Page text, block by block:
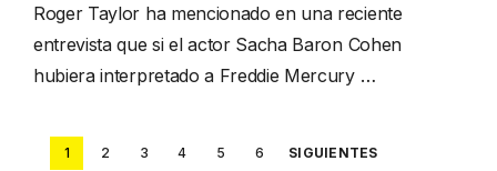
Roger Taylor ha mencionado en una reciente
entrevista que si el actor Sacha Baron Cohen
hubiera interpretado a Freddie Mercury …
Posts
1 2 3 4 5 6 SIGUIENTES